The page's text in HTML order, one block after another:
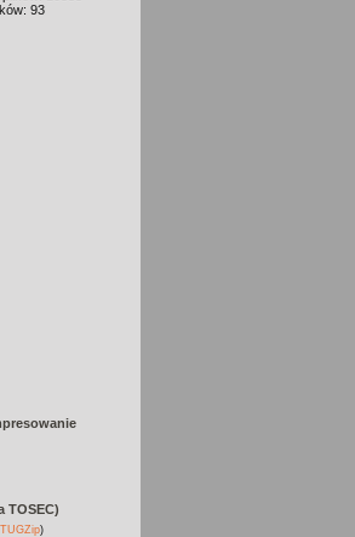
93
TOSEC)
TUGZip)